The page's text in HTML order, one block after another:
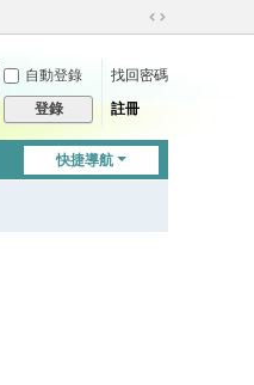
切
到
自動登錄
找回密碼
登錄 註冊
快捷導航